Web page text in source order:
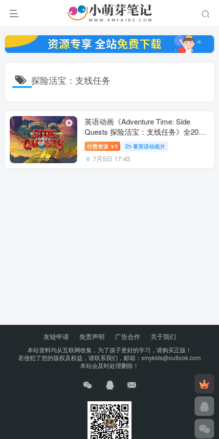
探险活宝：支线任务
英语动画《Adventure Time: Side
Quests 探险活宝：支线任务》全20
集，1080P高清视频带英文字幕，百度
云网盘下载！
付费资源 ￥5 看英语动画片
7月5日 17:43
友链申请 免责声明 广告合作 关于我们
本站资料均从互联网收集，为了孩子更好的学习，请购买正版！
若侵犯了您的版权及权益，请联系我们，邮箱：xmykids@outlook.com
本站会及时处理删除！